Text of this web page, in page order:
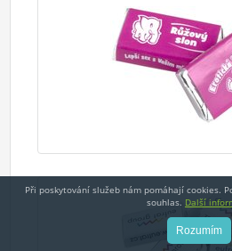
Při poskytování služeb nám pomáhají cookies.
souhlas. Další
Rozumím